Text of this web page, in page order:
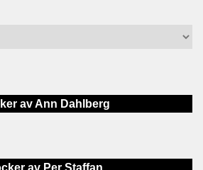
av Ann Dahlberg
av Per Staffan